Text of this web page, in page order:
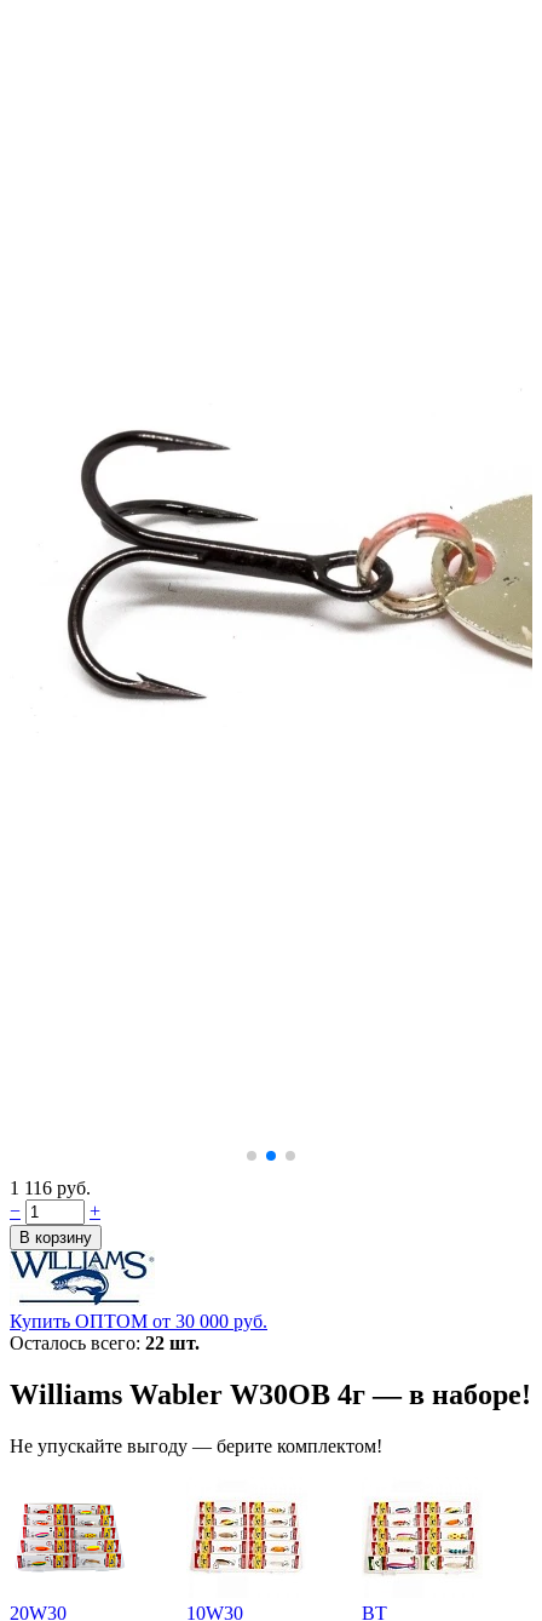
1 116 руб.
−
+
Купить ОПТОМ от 30 000 руб.
Осталось всего: 22 шт.
Williams Wabler W30OB 4г — в наборе!
Не упускайте выгоду — берите комплектом!
20W30 10W30 BT